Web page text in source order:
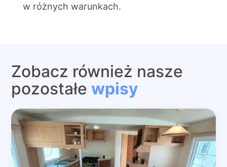
w różnych warunkach.
Zobacz również nasze
pozostałewpisy